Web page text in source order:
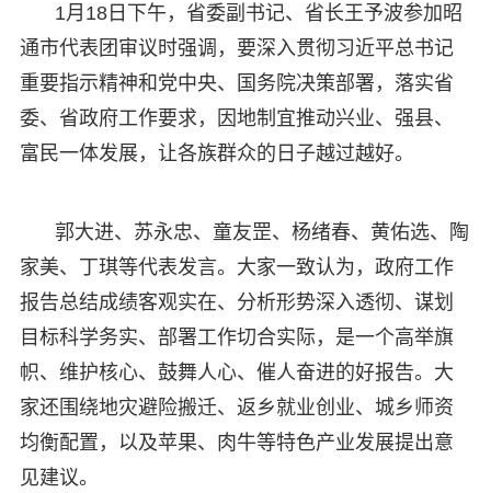
1月18日下午，省委副书记、省长王予波参加昭
通市代表团审议时强调，要深入贯彻习近平总书记
重要指示精神和党中央、国务院决策部署，落实省
委、省政府工作要求，因地制宜推动兴业、强县、
富民一体发展，让各族群众的日子越过越好。
郭大进、苏永忠、童友罡、杨绪春、黄佑选、陶
家美、丁琪等代表发言。大家一致认为，政府工作
报告总结成绩客观实在、分析形势深入透彻、谋划
目标科学务实、部署工作切合实际，是一个高举旗
帜、维护核心、鼓舞人心、催人奋进的好报告。大
家还围绕地灾避险搬迁、返乡就业创业、城乡师资
均衡配置，以及苹果、肉牛等特色产业发展提出意
见建议。